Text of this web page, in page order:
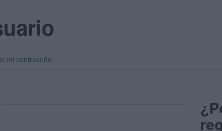
mi contraseña